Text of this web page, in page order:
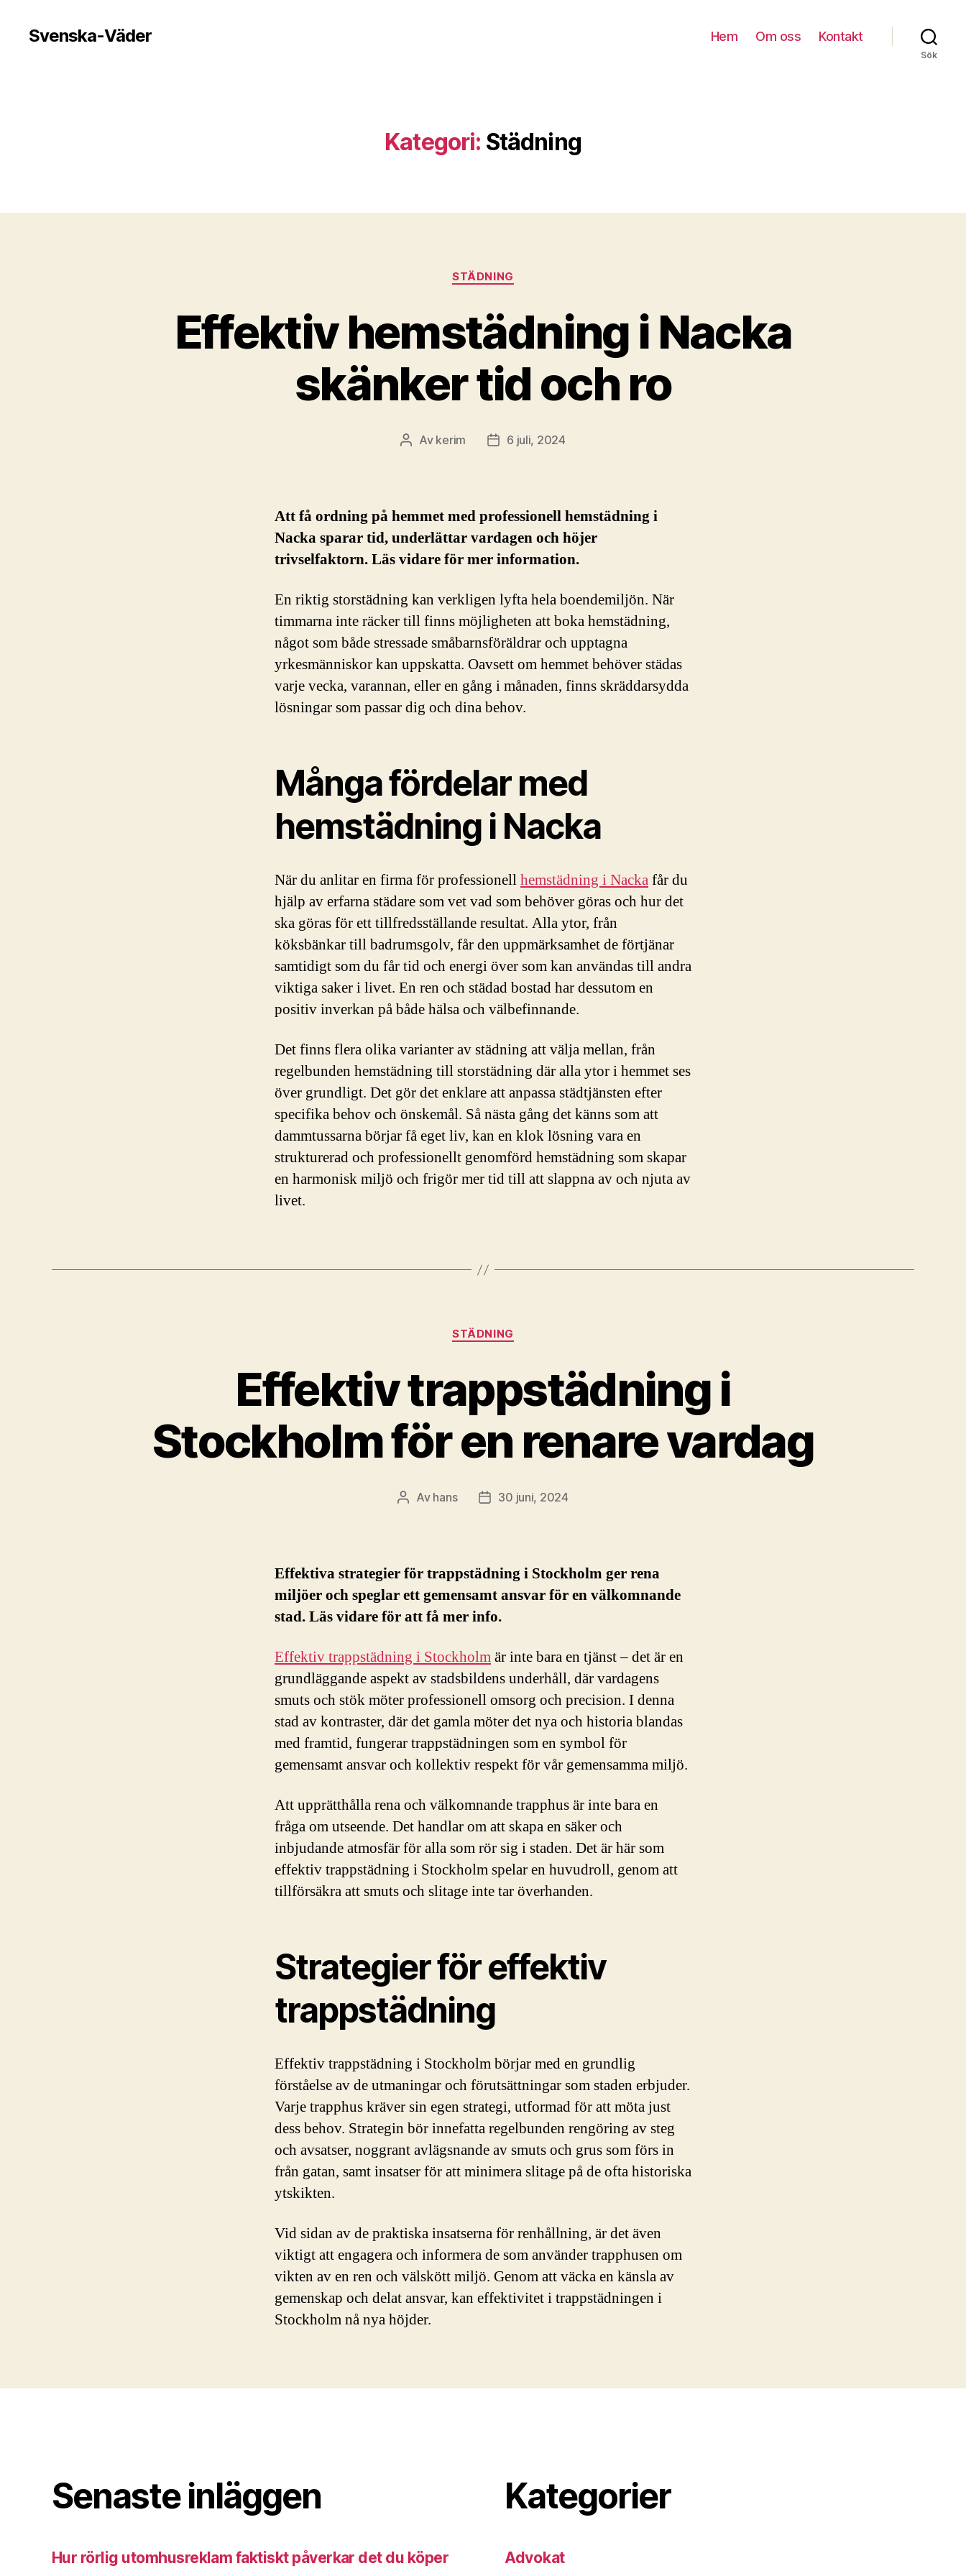
Svenska-Väder Hem Om oss Kontakt
Sök
Kategori: Städning
Kategorier
STÄDNING
Effektiv hemstädning i Nacka
skänker tid och ro
Inläggsförfattare
Av kerim Inläggsdatum
6 juli, 2024
Att få ordning på hemmet med professionell hemstädning i
Nacka sparar tid, underlättar vardagen och höjer
trivselfaktorn. Läs vidare för mer information.
En riktig storstädning kan verkligen lyfta hela boendemiljön. När
timmarna inte räcker till finns möjligheten att boka hemstädning,
något som både stressade småbarnsföräldrar och upptagna
yrkesmänniskor kan uppskatta. Oavsett om hemmet behöver städas
varje vecka, varannan, eller en gång i månaden, finns skräddarsydda
lösningar som passar dig och dina behov.
Många fördelar med
hemstädning i Nacka
När du anlitar en firma för professionellhemstädning i Nackafår du
hjälp av erfarna städare som vet vad som behöver göras och hur det
ska göras för ett tillfredsställande resultat. Alla ytor, från
köksbänkar till badrumsgolv, får den uppmärksamhet de förtjänar
samtidigt som du får tid och energi över som kan användas till andra
viktiga saker i livet. En ren och städad bostad har dessutom en
positiv inverkan på både hälsa och välbefinnande.
Det finns flera olika varianter av städning att välja mellan, från
regelbunden hemstädning till storstädning där alla ytor i hemmet ses
över grundligt. Det gör det enklare att anpassa städtjänsten efter
specifika behov och önskemål. Så nästa gång det känns som att
dammtussarna börjar få eget liv, kan en klok lösning vara en
strukturerad och professionellt genomförd hemstädning som skapar
en harmonisk miljö och frigör mer tid till att slappna av och njuta av
livet.
Kategorier
STÄDNING
Effektiv trappstädning i
Stockholm för en renare vardag
Inläggsförfattare
Av hans Inläggsdatum
30 juni, 2024
Effektiva strategier för trappstädning i Stockholm ger rena
miljöer och speglar ett gemensamt ansvar för en välkomnande
stad. Läs vidare för att få mer info.
Effektiv trappstädning i Stockholmär inte bara en tjänst – det är en
grundläggande aspekt av stadsbildens underhåll, där vardagens
smuts och stök möter professionell omsorg och precision. I denna
stad av kontraster, där det gamla möter det nya och historia blandas
med framtid, fungerar trappstädningen som en symbol för
gemensamt ansvar och kollektiv respekt för vår gemensamma miljö.
Att upprätthålla rena och välkomnande trapphus är inte bara en
fråga om utseende. Det handlar om att skapa en säker och
inbjudande atmosfär för alla som rör sig i staden. Det är här som
effektiv trappstädning i Stockholm spelar en huvudroll, genom att
tillförsäkra att smuts och slitage inte tar överhanden.
Strategier för effektiv
trappstädning
Effektiv trappstädning i Stockholm börjar med en grundlig
förståelse av de utmaningar och förutsättningar som staden erbjuder.
Varje trapphus kräver sin egen strategi, utformad för att möta just
dess behov. Strategin bör innefatta regelbunden rengöring av steg
och avsatser, noggrant avlägsnande av smuts och grus som förs in
från gatan, samt insatser för att minimera slitage på de ofta historiska
ytskikten.
Vid sidan av de praktiska insatserna för renhållning, är det även
viktigt att engagera och informera de som använder trapphusen om
vikten av en ren och välskött miljö. Genom att väcka en känsla av
gemenskap och delat ansvar, kan effektivitet i trappstädningen i
Stockholm nå nya höjder.
Senaste inläggen
Hur rörlig utomhusreklam faktiskt påverkar det du köper
Kategorier
Advokat